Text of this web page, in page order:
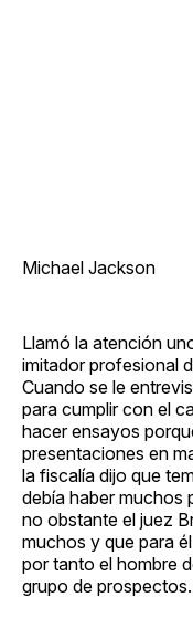
Michael Jackson
Llamó la atención
imitador profesional
Cuando se le
para cumplir con el
hacer ensayos
presentaciones en
la fiscalía dijo que
debía haber muchos
no obstante el juez
muchos y que para
por tanto el hombre
grupo de prospectos.